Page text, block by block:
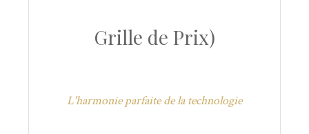
Grille de Prix)
L'harmonie parfaite de la technologie